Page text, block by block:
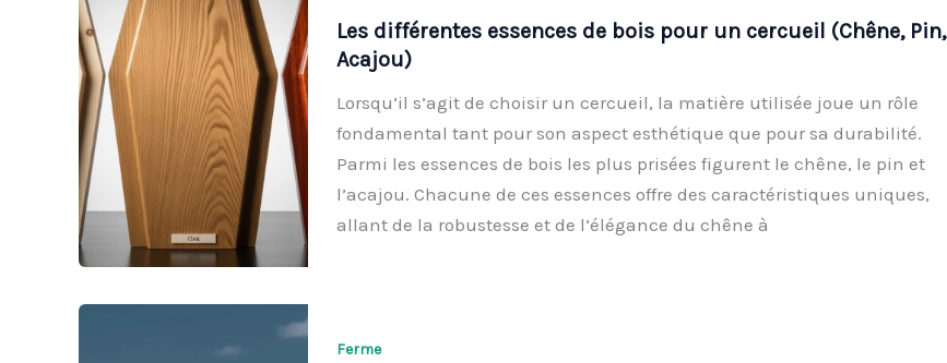
Les différentes essences de bois pour un cercueil (Chêne, Pin,
Acajou)
Lorsqu’il s’agit de choisir un cercueil, la matière utilisée joue un rôle
fondamental tant pour son aspect esthétique que pour sa durabilité.
Parmi les essences de bois les plus prisées figurent le chêne, le pin et
l’acajou. Chacune de ces essences offre des caractéristiques uniques,
allant de la robustesse et de l’élégance du chêne à
Ferme